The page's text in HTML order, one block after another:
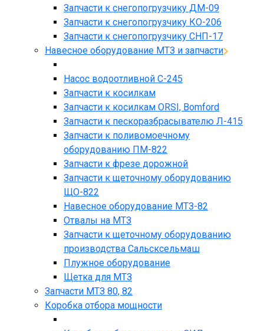
Запчасти к снегопогрузчику ДМ-09
Запчасти к снегопогрузчику КО-206
Запчасти к снегопогрузчику СНП-17
Навесное оборудование МТЗ и запчасти
Насос водоотливной С-245
Запчасти к косилкам
Запчасти к косилкам ORSI, Bomford
Запчасти к пескоразбрасывателю Л-415
Запчасти к поливомоечному
оборудованию ПМ-822
Запчасти к фрезе дорожной
Запчасти к щеточному оборудованию
ЩО-822
Навесное оборудование МТЗ-82
Отвалы на МТЗ
Запчасти к щеточному оборудованию
производства Сальсксельмаш
Плужное оборудование
Щетка для МТЗ
Запчасти МТЗ 80, 82
Коробка отбора мощности